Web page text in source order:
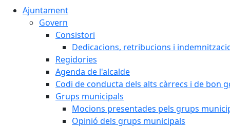
Ajuntament
Govern
Consistori
Dedicacions, retribucions i
Regidories
Agenda de l'alcalde
Codi de conducta dels alts càrrecs i de bon
Grups municipals
Mocions presentades pels grups
Opinió dels grups municipals